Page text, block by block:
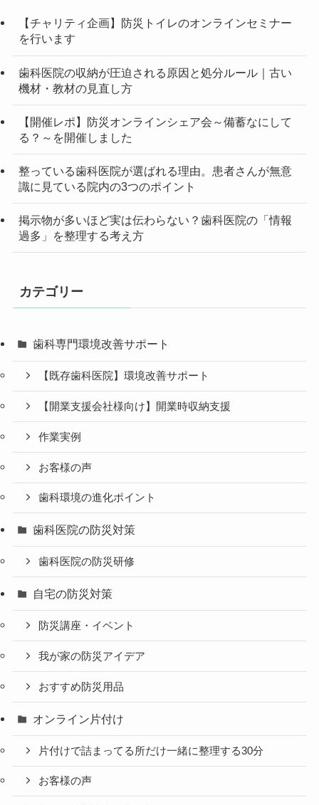
【チャリティ企画】防災トイレのオンラインセミナー
を行います
歯科医院の収納が圧迫される原因と処分ルール｜古い
機材・教材の見直し方
【開催レポ】防災オンラインシェア会～備蓄なにして
る？～を開催しました
整っている歯科医院が選ばれる理由。患者さんが無意
識に見ている院内の3つのポイント
掲示物が多いほど実は伝わらない？歯科医院の「情報
過多」を整理する考え方
カテゴリー
歯科専門環境改善サポート
【既存歯科医院】環境改善サポート
【開業支援会社様向け】開業時収納支援
作業実例
お客様の声
歯科環境の進化ポイント
歯科医院の防災対策
歯科医院の防災研修
自宅の防災対策
防災講座・イベント
我が家の防災アイデア
おすすめ防災用品
オンライン片付け
片付けで詰まってる所だけ一緒に整理する30分
お客様の声